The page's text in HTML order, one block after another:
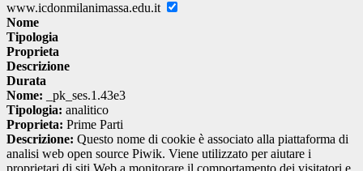
www.icdonmilanimassa.edu.it
Nome
Tipologia
Proprieta
Descrizione
Durata
Nome: _pk_ses.1.43e3
Tipologia: analitico
Proprieta: Prime Parti
Descrizione: Questo nome di cookie è associato alla piattaforma di
analisi web open source Piwik. Viene utilizzato per aiutare i
proprietari di siti Web a monitorare il comportamento dei visitatori e